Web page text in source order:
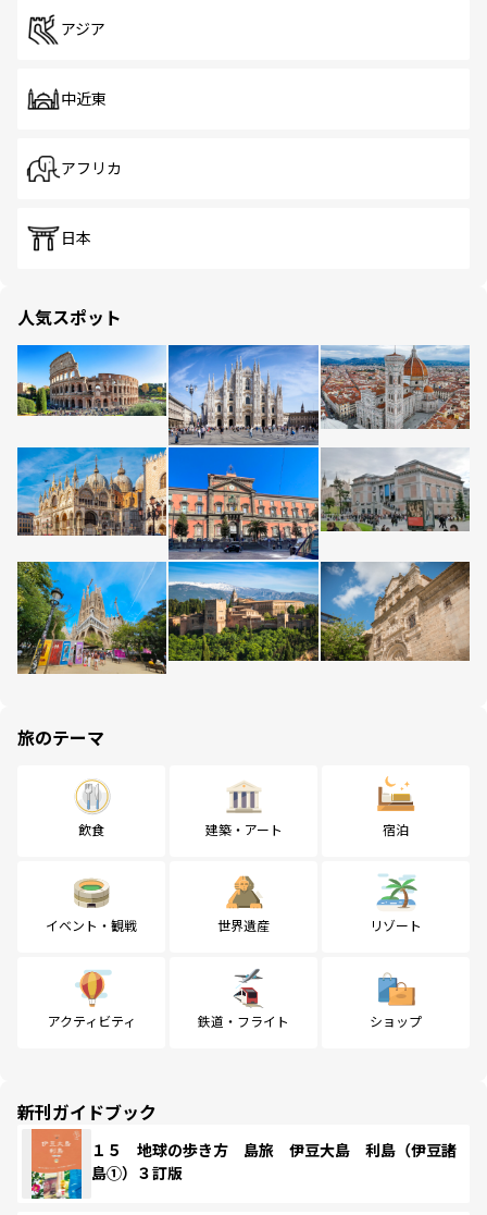
アジア
中近東
アフリカ
日本
人気スポット
旅のテーマ
飲食 建築・アート 宿泊
イベント・観戦 世界遺産 リゾート
アクティビティ 鉄道・フライト ショップ
新刊ガイドブック
１５ 地球の歩き方 島旅 伊豆大島 利島（伊豆諸
島①）３訂版